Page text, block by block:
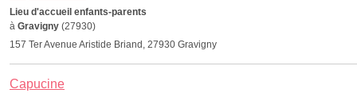
Lieu d'accueil enfants-parents
à Gravigny (27930)
157 Ter Avenue Aristide Briand, 27930 Gravigny
Capucine